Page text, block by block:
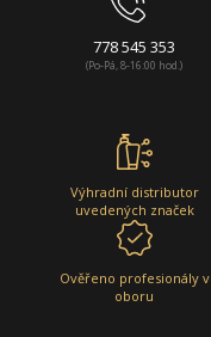
778 545 353
(Po-Pá, 8-16:00 hod.)
Výhradní distributor
uvedených značek
Ověřeno profesionály v
oboru